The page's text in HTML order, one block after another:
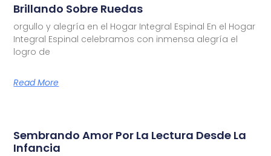
Brillando Sobre Ruedas
orgullo y alegría en el Hogar Integral Espinal En el Hogar
Integral Espinal celebramos con inmensa alegría el
logro de
Read More
Sembrando Amor Por La Lectura Desde La
Infancia